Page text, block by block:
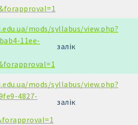
mods/syllabus/view.php?
11ee-
залік
mods/syllabus/view.php?
4827-
залік